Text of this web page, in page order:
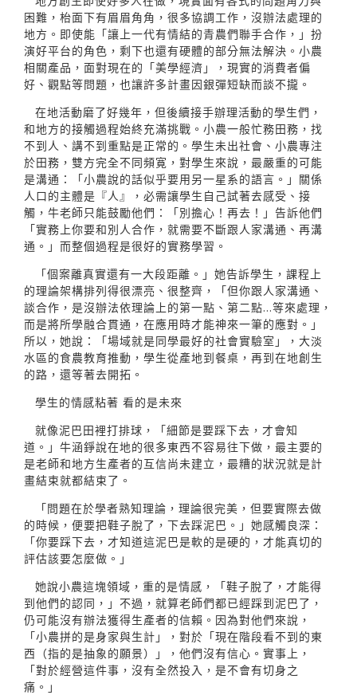
困難，枱面下有眉眉角角，很多協調工作，沒辦法處理的
地方。即使能「讓上一代有情結的青農們聯手合作，」扮
演好平台的角色，剩下也還有硬體的部分無法解決。小農
相關產品，面對現在的「美學經濟」，現實的消費者偏
好、觀點等問題，也讓許多計畫因銀彈短缺而談不攏。
在地活動磨了好幾年，但後續接手辦理活動的學生們，
和地方的接觸過程始終充滿挑戰。小農一般忙務田務，找
不到人、講不到重點是正常的。學生未出社會、小農專注
於田務，雙方完全不同頻寛，對學生來說，最嚴重的可能
是溝通：「小農說的話似乎要用另一星系的語言。」關係
人口的主體是『人』，必需讓學生自己試著去感受、接
觸，牛老師只能鼓勵他們：「別擔心！再去！」告訴他們
「實務上你要和別人合作，就需要不斷跟人家溝通、再溝
通。」而整個過程是很好的實務學習。
「個案離真實還有一大段距離。」她告訴學生，課程上
的理論架構排列得很漂亮、很整齊，「但你跟人家溝通、
談合作，是沒辦法依理論上的第一點、第二點...等來處理，
而是將所學融合貫通，在應用時才能神來一筆的應對。」
所以，她說：「場域就是同學最好的社會實驗室」，大淡
水區的食農教育推動，學生從產地到餐桌，再到在地創生
的路，還等著去開拓。
學生的情感粘著 看的是未來
就像泥巴田裡打排球，「細節是要踩下去，才會知
道。」牛涵錚說在地的很多東西不容易往下做，最主要的
是老師和地方生產者的互信尚未建立，最糟的狀況就是計
畫結束就都結束了。
「問題在於學者熟知理論，理論很完美，但要實際去做
的時候，便要把鞋子脫了，下去踩泥巴。」她感觸良深：
「你要踩下去，才知道這泥巴是軟的是硬的，才能真切的
評估該要怎麼做。」
她說小農這塊領域，重的是情感，「鞋子脫了，才能得
到他們的認同，」不過，就算老師們都已經踩到泥巴了，
仍可能沒有辦法獲得生產者的信賴。因為對他們來說，
「小農拼的是身家與生計」，對於「現在階段看不到的東
西（指的是抽象的願景）」，他們沒有信心。實事上，
「對於經營這件事，沒有全然投入，是不會有切身之
痛。」